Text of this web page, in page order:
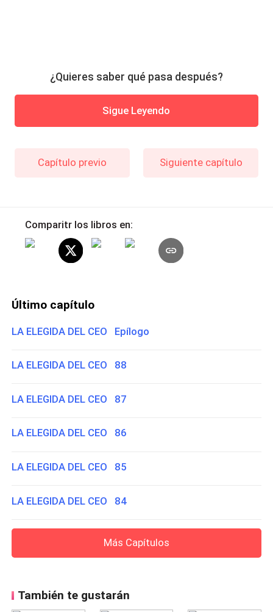
¿Quieres saber qué pasa después?
Sigue Leyendo
Capítulo previo Siguiente capítulo
Comparitr los libros en:
Último capítulo
LA ELEGIDA DEL CEO Epílogo
LA ELEGIDA DEL CEO 88
LA ELEGIDA DEL CEO 87
LA ELEGIDA DEL CEO 86
LA ELEGIDA DEL CEO 85
LA ELEGIDA DEL CEO 84
Más Capítulos
También te gustarán